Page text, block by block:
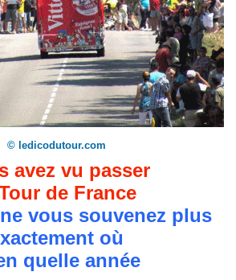
© ledicodutour.com
avez vu passer
de France
vous souvenez plus
où
quelle année